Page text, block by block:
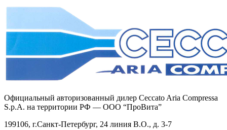
Официальный авторизованный дилер Ceccato Aria Compressa
S.p.A. на территории РФ — ООО “ПроВита”
199106, г.Санкт-Петербург, 24 линия В.О., д. 3-7